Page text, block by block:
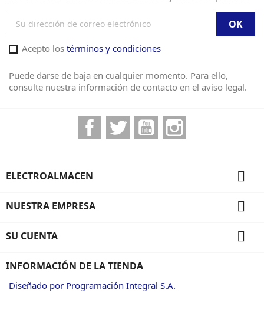
Acepto los términos y condiciones
Puede darse de baja en cualquier momento. Para ello,
consulte nuestra información de contacto en el aviso legal.
FacebookTwitter YouTube
ELECTROALMACEN 
NUESTRA EMPRESA 
SU CUENTA 
INFORMACIÓN DE LA TIENDA
Diseñado por Programación Integral S.A.